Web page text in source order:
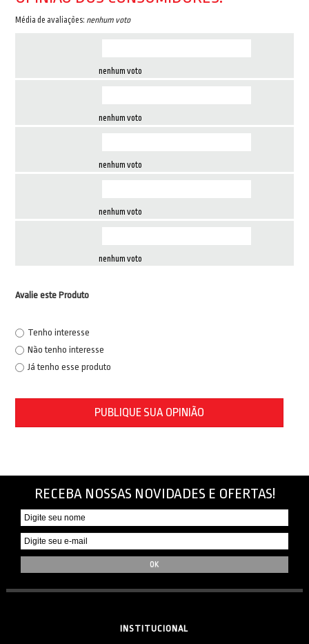
Média de avaliações: nenhum voto
nenhum voto
nenhum voto
nenhum voto
nenhum voto
nenhum voto
Avalie este Produto
Tenho interesse
Não tenho interesse
Já tenho esse produto
PUBLIQUE SUA OPINIÃO
RECEBA NOSSAS NOVIDADES E OFERTAS!
INSTITUCIONAL